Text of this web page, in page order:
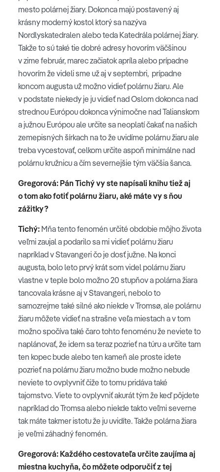
mesto polárnej žiary. Dokonca majú postavený aj
krásny moderný kostol ktorý sa nazýva
Nordlyskatedralen alebo teda Katedrála polárnej žiary.
Takže to sú také tie dobré adresy hovorím väčšinou
v zime február, marec začiatok apríla alebo prípadne
hovorím že videli sme už aj v septembri, prípadne
koncom augusta už možno vidieť polárnu žiaru. Ale
v podstate niekedy je ju vidieť nad Oslom dokonca nad
strednou Európou dokonca výnimočne nad Talianskom
a južnou Európou ale určite sa neoplatí čakať na našich
zemepisných šírkach na to že uvidíme polárnu žiaru ale
treba vycestovať, celkom určite aspoň minimálne nad
polárnu kružnicu a čím severnejšie tým väčšia šanca.
Gregorová: Pán Tichý vy ste napísali knihu tiež aj
o tom ako fotiť polárnu žiaru, aké máte vy s ňou
zážitky?
Tichý: Mňa tento fenomén určité obdobie môjho života
veľmi zaujal a podarilo sa mi vidieť polárnu žiaru
napríklad v Stavangeri čo je dosť južne. Na konci
augusta, bolo leto prvý krát som videl polárnu žiaru
vlastne v teple bolo možno 20 stupňov a polárna žiara
tancovala krásne aj v Stavangeri, nebolo to
samozrejme také silné ako niekde v Tromsø, ale polárnu
žiaru môžete vidieť na strašne veľa miestach a v tom
možno spočíva také čaro tohto fenoménu že neviete to
naplánovať, že idem sa teraz pozrieť na túru a určite tam
ten kopec bude alebo ten kameň ale proste idete
pozrieť na polárnu žiaru možno bude možno nebude
neviete to ovplyvniť čiže to tomu pridáva také
tajomstvo. Viete to ovplyvniť akurát tým že keď pôjdete
napríklad do Tromsa alebo niekde takto veľmi severne
tak máte takmer istotu že ju uvidíte. Takže polárna žiara
je veľmi záhadný fenomén.
Gregorová: Každého cestovateľa určite zaujíma aj
miestna kuchyňa, čo môžete odporučiť z tej